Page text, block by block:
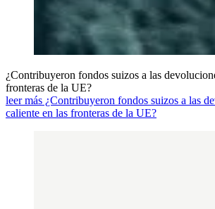
¿Contribuyeron fondos suizos a las
fronteras de la UE?
leer más ¿Contribuyeron fondos suizos a las
caliente en las fronteras de la UE?